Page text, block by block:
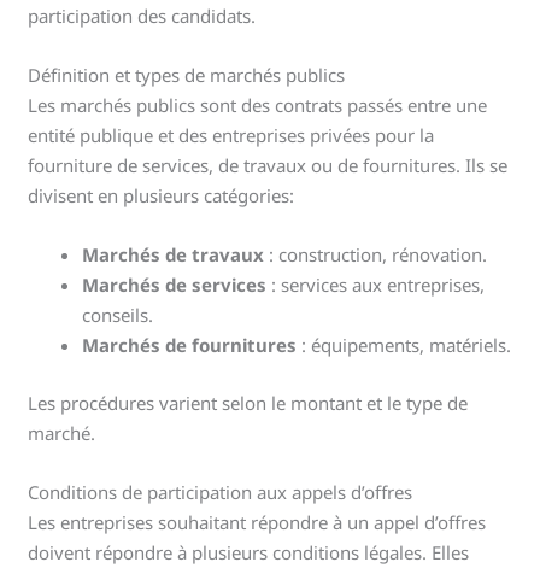
participation des candidats.
Définition et types de marchés publics
Les marchés publics sont des contrats passés entre une
entité publique et des entreprises privées pour la
fourniture de services, de travaux ou de fournitures. Ils se
divisent en plusieurs catégories:
Marchés de travaux : construction, rénovation.
Marchés de services : services aux entreprises,
conseils.
Marchés de fournitures : équipements, matériels.
Les procédures varient selon le montant et le type de
marché.
Conditions de participation aux appels d’offres
Les entreprises souhaitant répondre à un appel d’offres
doivent répondre à plusieurs conditions légales. Elles